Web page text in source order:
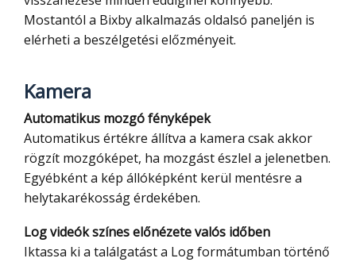
Mostantól a Bixby alkalmazás oldalsó paneljén is
elérheti a beszélgetési előzményeit.
Kamera
Automatikus mozgó fényképek
Automatikus értékre állítva a kamera csak akkor
rögzít mozgóképet, ha mozgást észlel a jelenetben.
Egyébként a kép állóképként kerül mentésre a
helytakarékosság érdekében.
Log videók színes előnézete valós időben
Iktassa ki a találgatást a Log formátumban történő